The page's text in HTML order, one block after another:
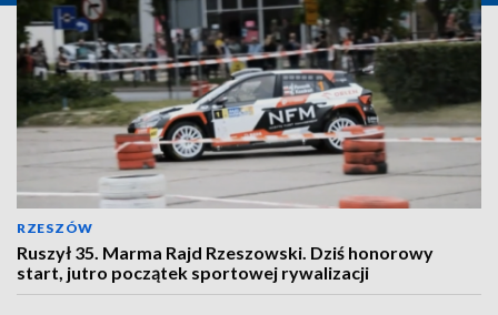
RZESZÓW
Ruszył 35. Marma Rajd Rzeszowski. Dziś honorowy
start, jutro początek sportowej rywalizacji